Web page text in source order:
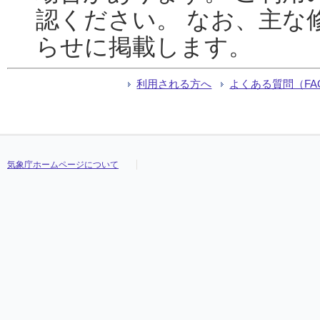
認ください。 なお、主な
らせに掲載します。
利用される方へ よくある質問（
気象庁ホームページについて